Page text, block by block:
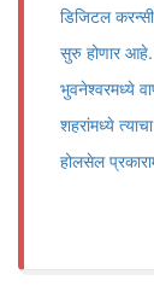
डिजिटल
सुरु होणार
भुवनेश्वरमध्ये
शहरांमध्ये
होलसेल